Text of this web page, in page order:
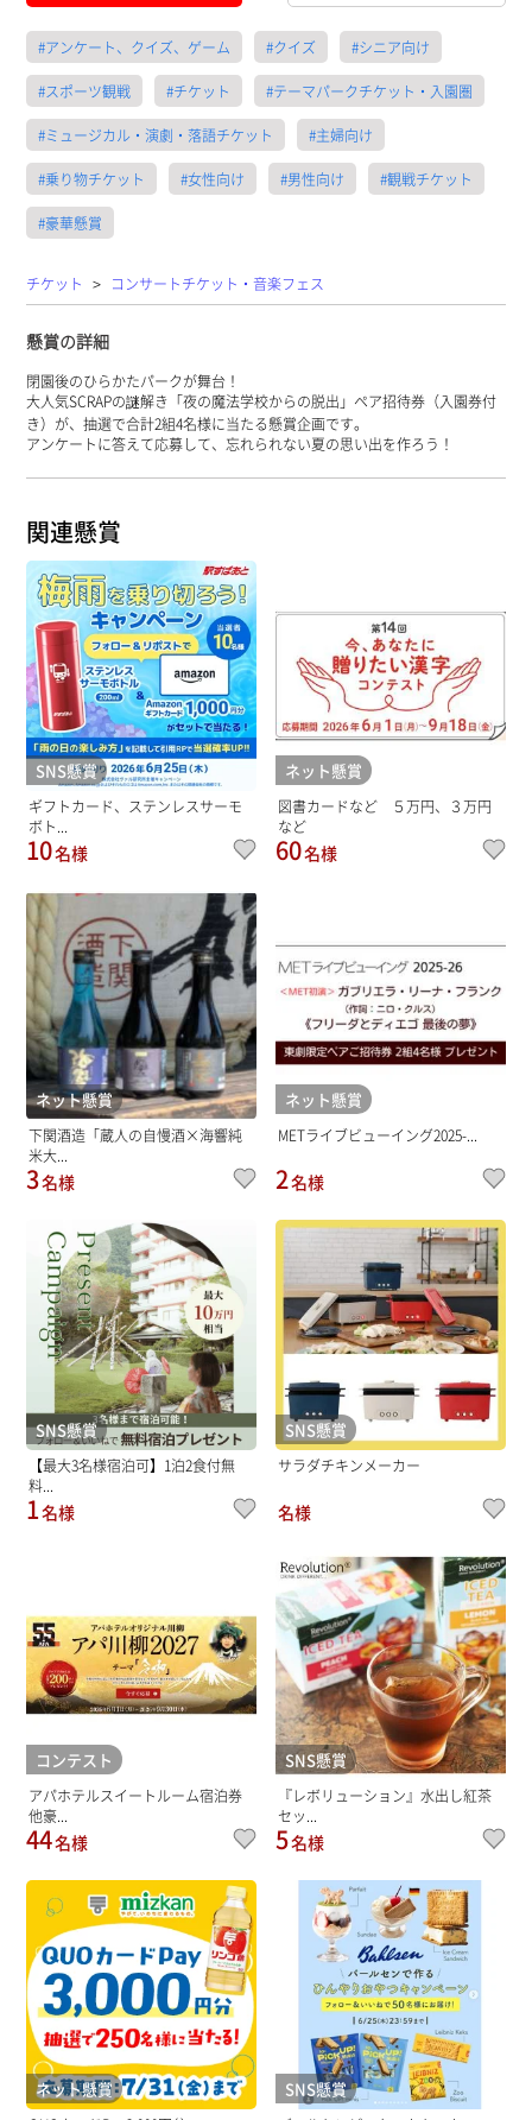
#アンケート、クイズ、ゲーム #クイズ #シニア向け
#スポーツ観戦 #チケット #テーマパークチケット・入園圏
#ミュージカル・演劇・落語チケット #主婦向け
#乗り物チケット #女性向け #男性向け #観戦チケット
#豪華懸賞
チケット > コンサートチケット・音楽フェス
懸賞の詳細
閉園後のひらかたパークが舞台！
大人気SCRAPの謎解き「夜の魔法学校からの脱出」ペア招待券（入園券付
き）が、抽選で合計2組4名様に当たる懸賞企画です。
アンケートに答えて応募して、忘れられない夏の思い出を作ろう！
関連懸賞
SNS懸賞
ギフトカード、ステンレスサーモ
ボト...
10名様
ネット懸賞
図書カードなど ５万円、３万円
など
60名様
ネット懸賞
下関酒造「蔵人の自慢酒×海響純
米大...
3名様
ネット懸賞
METライブビューイング2025-...
2名様
SNS懸賞
【最大3名様宿泊可】1泊2食付無
料...
1名様
SNS懸賞
サラダチキンメーカー
名様
コンテスト
アパホテルスイートルーム宿泊券
他豪...
44名様
SNS懸賞
『レボリューション』水出し紅茶
セッ...
5名様
ネット懸賞 SNS懸賞